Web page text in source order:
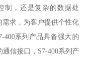
制，还是复杂的数据处
需求，为客户提供个性化
400系列产品具备强大的
信接口，S7-400系列产